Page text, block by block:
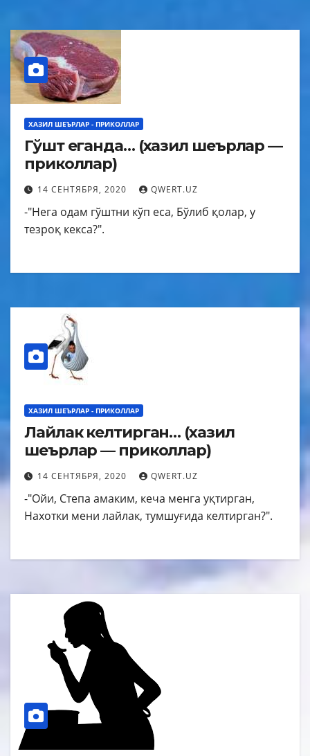
ХАЗИЛ ШЕЪРЛАР - ПРИКОЛЛАР
Гўшт еганда… (хазил шеърлар —
приколлар)
14 СЕНТЯБРЯ, 2020 QWERT.UZ
-"Нега одам гўштни кўп еса, Бўлиб қолар, у
тезроқ кекса?".
ХАЗИЛ ШЕЪРЛАР - ПРИКОЛЛАР
Лайлак келтирган… (хазил
шеърлар — приколлар)
14 СЕНТЯБРЯ, 2020 QWERT.UZ
-"Ойи, Степа амаким, кеча менга уқтирган,
Нахотки мени лайлак, тумшуғида келтирган?".